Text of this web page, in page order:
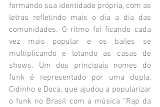
formando sua identidade própria, com as
letras refletindo mais o dia a dia das
comunidades. O ritmo foi ficando cada
vez mais popular e os bailes se
multiplicando e lotando as casas de
shows. Um dos principais nomes do
funk é representado por uma dupla,
Cidinho e Doca, que ajudou a popularizar
o funk no Brasil com a música “Rap da